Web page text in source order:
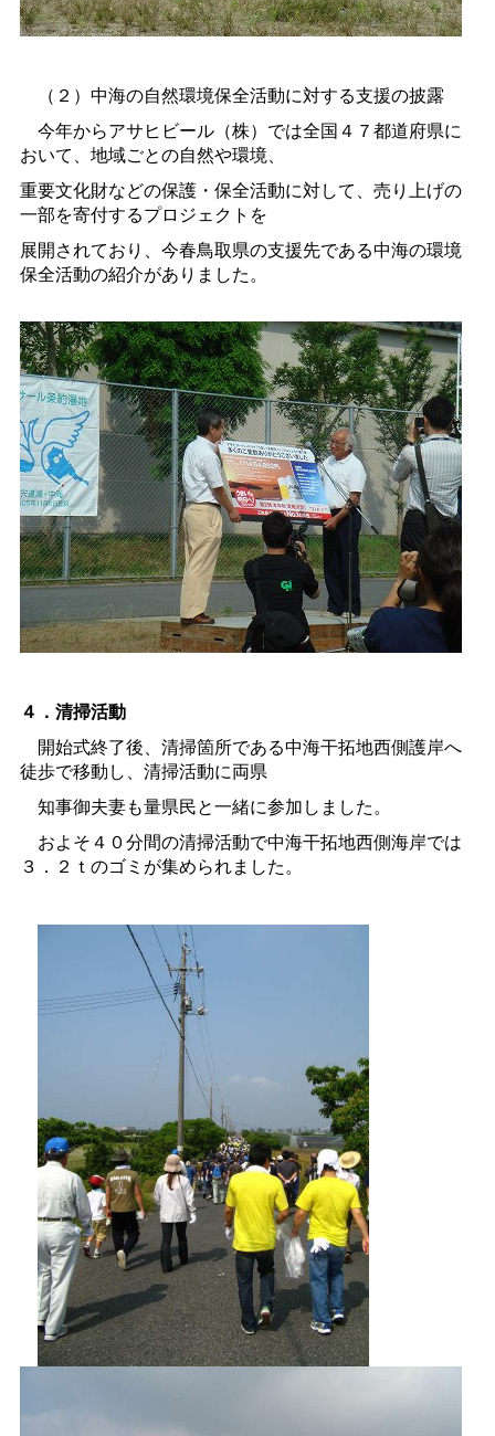
（２）中海の自然環境保全活動に対する支援の披露
今年からアサヒビール（株）では全国４７都道府県に
おいて、地域ごとの自然や環境、
重要文化財などの保護・保全活動に対して、売り上げの
一部を寄付するプロジェクトを
展開されており、今春鳥取県の支援先である中海の環境
保全活動の紹介がありました。
４．清掃活動
開始式終了後、清掃箇所である中海干拓地西側護岸へ
徒歩で移動し、清掃活動に両県
知事御夫妻も量県民と一緒に参加しました。
およそ４０分間の清掃活動で中海干拓地西側海岸では
３．２ｔのゴミが集められました。